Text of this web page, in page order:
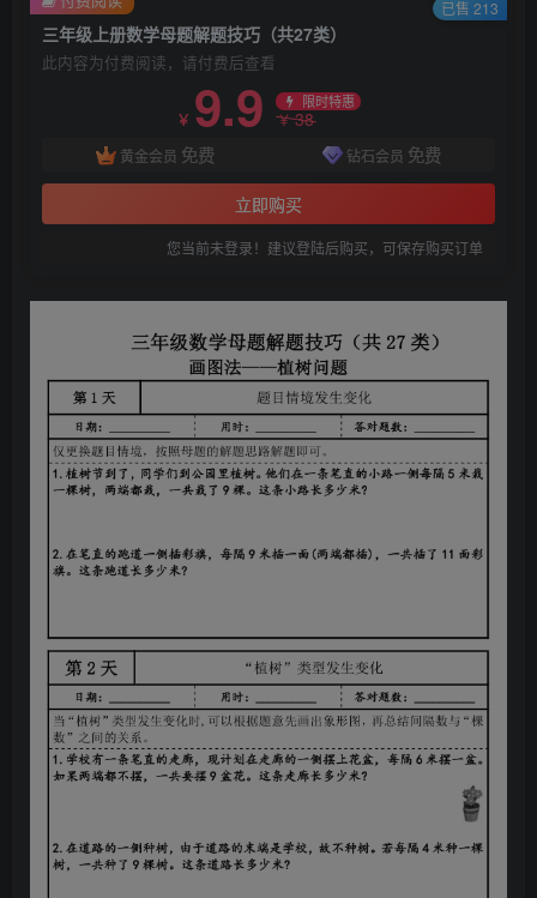
三年级上册数学母题解题技巧（共27类）
此内容为付费阅读，请付费后查看
￥ 9.9 限时特惠
￥38
黄金会员 免费 钻石会员 免费
立即购买
您当前未登录！建议登陆后购买，可保存购买订单
已售 213